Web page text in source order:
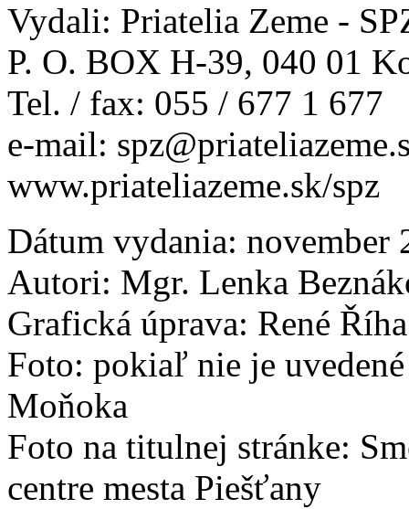
Vydali: Priatelia Zeme -
P. O. BOX H-39, 040 01
Tel. / fax: 055 / 677 1 677
e-mail:
www.priateliazeme.sk/spz
Dátum vydania: november
Autori: Mgr. Lenka
Grafická úprava: René Říha
Foto: pokiaľ nie je
Moňoka
Foto na titulnej stránke:
centre mesta Piešťany